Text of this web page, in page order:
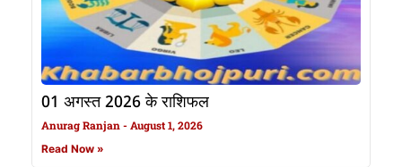
01 अगस्त 2026 के राशिफल
Anurag Ranjan August 1, 2026
Read Now »